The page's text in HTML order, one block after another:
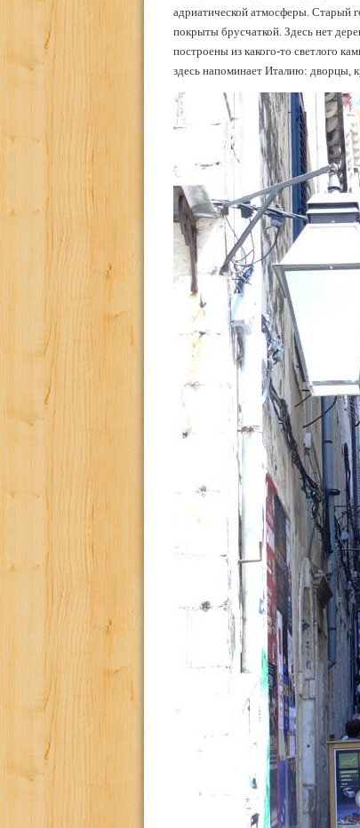
адриатической атмосферы. Старый
покрыты брусчаткой. Здесь нет
построены из какого-то светлого
здесь напоминает Италию: дворцы,